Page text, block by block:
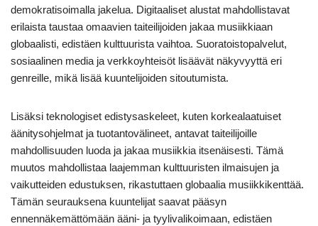
demokratisoimalla jakelua. Digitaaliset alustat mahdollistavat
erilaista taustaa omaavien taiteilijoiden jakaa musiikkiaan
globaalisti, edistäen kulttuurista vaihtoa. Suoratoistopalvelut,
sosiaalinen media ja verkkoyhteisöt lisäävät näkyvyyttä eri
genreille, mikä lisää kuuntelijoiden sitoutumista.
Lisäksi teknologiset edistysaskeleet, kuten korkealaatuiset
äänitysohjelmat ja tuotantovälineet, antavat taiteilijoille
mahdollisuuden luoda ja jakaa musiikkia itsenäisesti. Tämä
muutos mahdollistaa laajemman kulttuuristen ilmaisujen ja
vaikutteiden edustuksen, rikastuttaen globaalia musiikkikenttää.
Tämän seurauksena kuuntelijat saavat pääsyn
ennennäkemättömään ääni- ja tyylivalikoimaan, edistäen